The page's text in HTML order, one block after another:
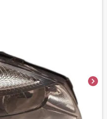
chevron_right